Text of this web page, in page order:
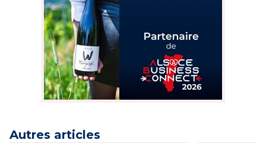
Autres articles